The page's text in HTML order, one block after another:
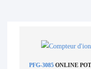
PFG-3085ONLINE